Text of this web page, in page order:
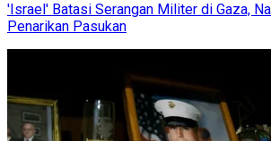
'Israel' Batasi Serangan Militer di Gaza,
Penarikan Pasukan